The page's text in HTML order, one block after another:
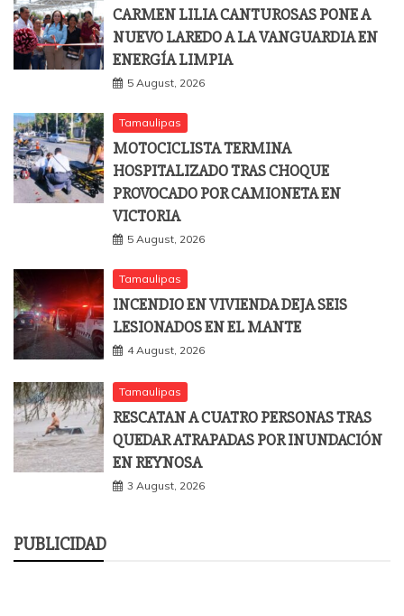
CARMEN LILIA CANTUROSAS PONE A
NUEVO LAREDO A LA VANGUARDIA EN
ENERGÍA LIMPIA
5 August, 2026
Tamaulipas
MOTOCICLISTA TERMINA
HOSPITALIZADO TRAS CHOQUE
PROVOCADO POR CAMIONETA EN
VICTORIA
5 August, 2026
Tamaulipas
INCENDIO EN VIVIENDA DEJA SEIS
LESIONADOS EN EL MANTE
4 August, 2026
Tamaulipas
RESCATAN A CUATRO PERSONAS TRAS
QUEDAR ATRAPADAS POR INUNDACIÓN
EN REYNOSA
3 August, 2026
PUBLICIDAD